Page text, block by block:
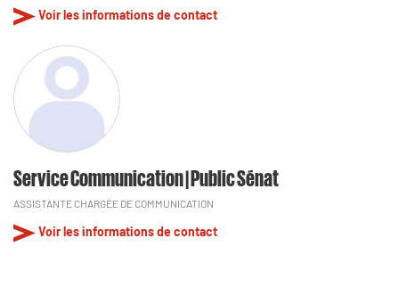
Voir les informations de contact
Service Communication | Public Sénat
ASSISTANTE CHARGÉE DE COMMUNICATION
Voir les informations de contact